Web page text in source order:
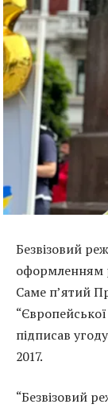
Безвізовий
оформленням
Саме п’ятий
підписав
2017.
“Безвізовий